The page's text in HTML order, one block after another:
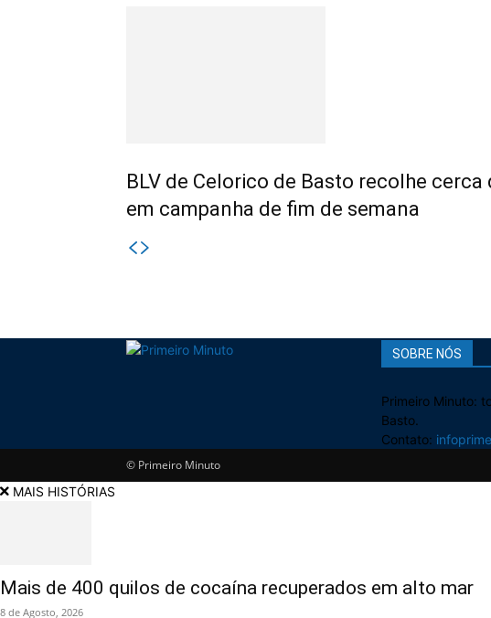
BLV de Celorico de Basto recolhe
em campanha de fim de semana
SOBRE NÓS
Primeiro Minuto:
Basto.
Contato:
© Primeiro Minuto
MAIS HISTÓRIAS
Mais de 400 quilos de cocaína recuperados em alto mar
8 de Agosto, 2026